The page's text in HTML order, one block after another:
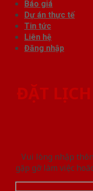
Báo giá
Dự án thực tế
Tin tức
Liên hệ
Đăng nhập
ĐẶT
Vui lòng nhập
gặp gỡ làm việc